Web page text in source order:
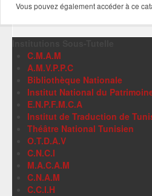
Vous pouvez également accéder à ce
C.M.A.M
A.M.V.P.P.C
Bibliothèque Nationale
Institut National du
E.N.P.F.M.C.A
Institut de Traduction de
Théâtre National Tunisien
O.T.D.A.V
C.N.C.I
M.A.C.A.M
C.N.A.M
C.C.I.H